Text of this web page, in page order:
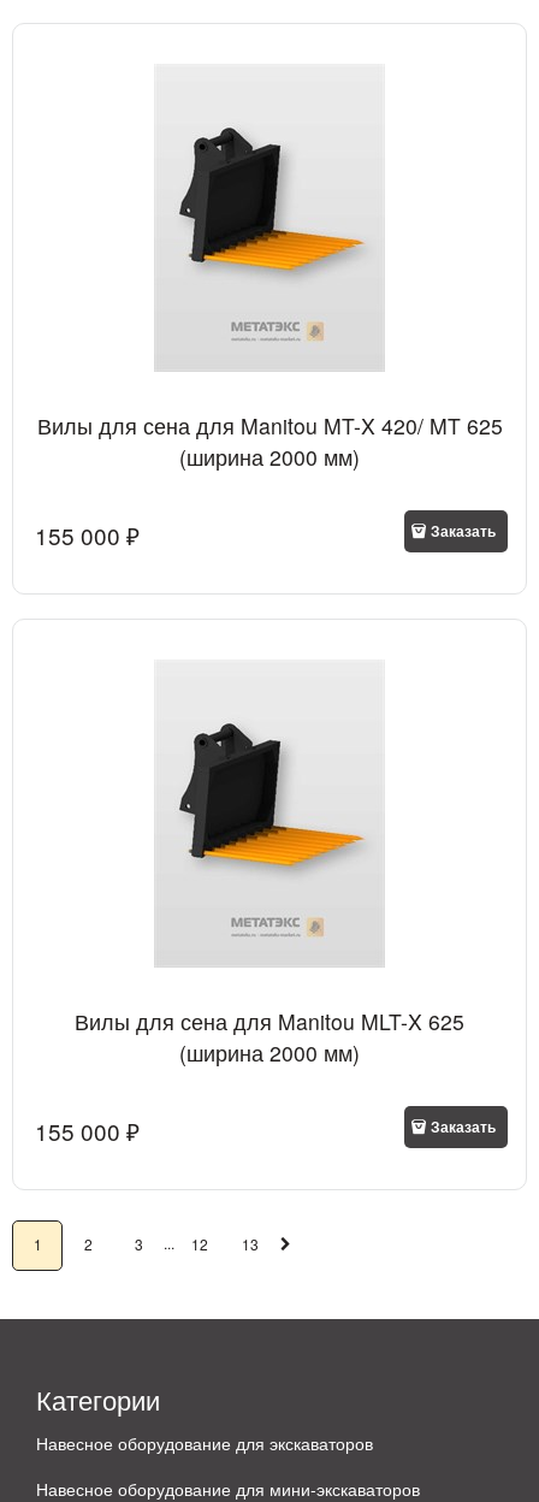
Вилы для сена для Manitou MT-X 420/ MT 625
(ширина 2000 мм)
155 000 ₽ Заказать
Вилы для сена для Manitou MLT-X 625
(ширина 2000 мм)
155 000 ₽ Заказать
1 2 3 ... 12 13
Категории
Навесное оборудование для экскаваторов
Навесное оборудование для мини-экскаваторов